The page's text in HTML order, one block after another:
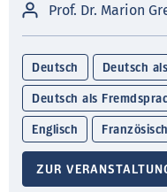
Prof. Dr. Marion
Deutsch Deutsch
Deutsch als
Englisch Französisch
ZUR